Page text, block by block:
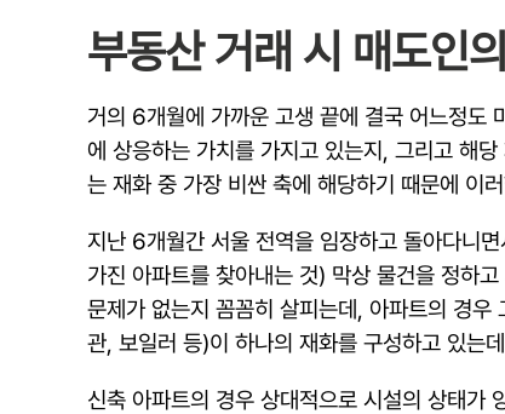
부동산 거래 시 매도인
거의 6개월에 가까운 고생 끝에 결국 어느정도
에 상응하는 가치를 가지고 있는지, 그리고 해
는 재화 중 가장 비싼 축에 해당하기 때문에 이
지난 6개월간 서울 전역을 임장하고 돌아다니
가진 아파트를 찾아내는 것) 막상 물건을 정하
문제가 없는지 꼼꼼히 살피는데, 아파트의 경
관, 보일러 등)이 하나의 재화를 구성하고 있는
신축 아파트의 경우 상대적으로 시설의 상태가